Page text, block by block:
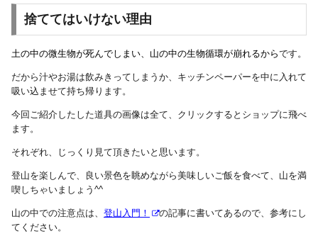
捨ててはいけない理由
土の中の微生物が死んでしまい、山の中の生物循環が崩れるからです。
だから汁やお湯は飲みきってしまうか、キッチンペーパーを中に入れて
吸い込ませて持ち帰ります。
今回ご紹介したした道具の画像は全て、クリックするとショップに飛べ
ます。
それぞれ、じっくり見て頂きたいと思います。
登山を楽しんで、良い景色を眺めながら美味しいご飯を食べて、山を満
喫しちゃいましょう^^
山の中での注意点は、 登山入門！
の記事に書いてあるので、参考にし
てください。